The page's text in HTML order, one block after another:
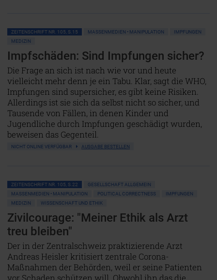
ZEITENSCHRIFT NR. 105, S.15 MASSENMEDIEN • MANIPULATION
IMPFUNGEN
MEDIZIN
Impfschäden: Sind Impfungen sicher?
Die Frage an sich ist nach wie vor und heute
vielleicht mehr denn je ein Tabu. Klar, sagt die WHO,
Impfungen sind supersicher, es gibt keine Risiken.
Allerdings ist sie sich da selbst nicht so sicher, und
Tausende von Fällen, in denen Kinder und
Jugendliche durch Impfungen geschädigt wurden,
beweisen das Gegenteil.
NICHT ONLINE VERFÜGBAR AUSGABE BESTELLEN
ZEITENSCHRIFT NR. 105, S.22
GESELLSCHAFT ALLGEMEIN
MASSENMEDIEN • MANIPULATION
POLITICAL CORRECTNESS
IMPFUNGEN
MEDIZIN
WISSENSCHAFT UND ETHIK
Zivilcourage: "Meiner Ethik als Arzt
treu bleiben"
Der in der Zentralschweiz praktizierende Arzt
Andreas Heisler kritisiert zentrale Corona-
Maßnahmen der Behörden, weil er seine Patienten